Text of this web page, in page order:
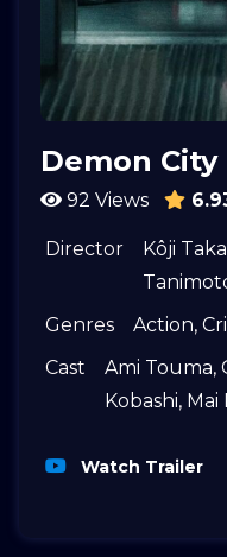
Demon City
92 Views
Director Kôji
Genres
Action,
Cast
Ami Touma,
Kobashi, Mai
Watch Trailer